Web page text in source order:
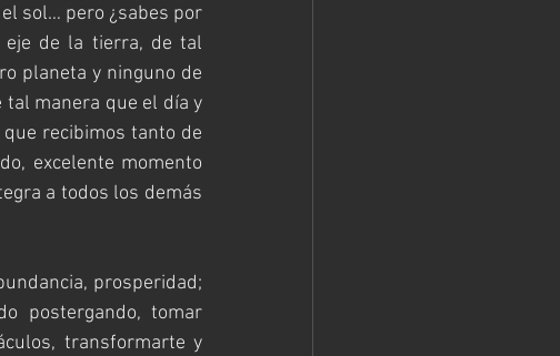
sol… pero ¿sabes por
eje de la tierra, de tal
planeta y ninguno de
manera que el día y
recibimos tanto de
excelente momento
a todos los demás
prosperidad;
postergando, tomar
transformarte y